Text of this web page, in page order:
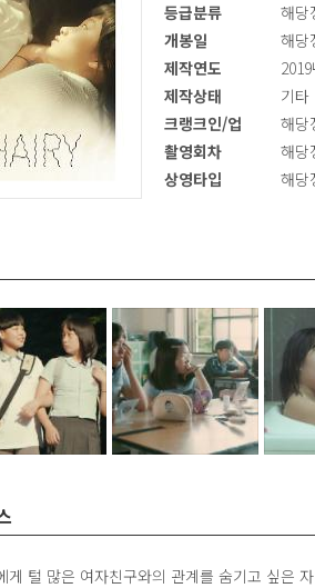
KOBIS에
집계하기
여)하고
홍보마케
수 있습니
영화정보
주시기 바
(영화정
을 클릭하
등급분류
해당
개봉일
해당
제작연도
제작상태
기타
크랭크인/업
해당
촬영회차
해당
상영타입
해당
게 털 많은 여자친구와의 관계를 숨기고 싶은